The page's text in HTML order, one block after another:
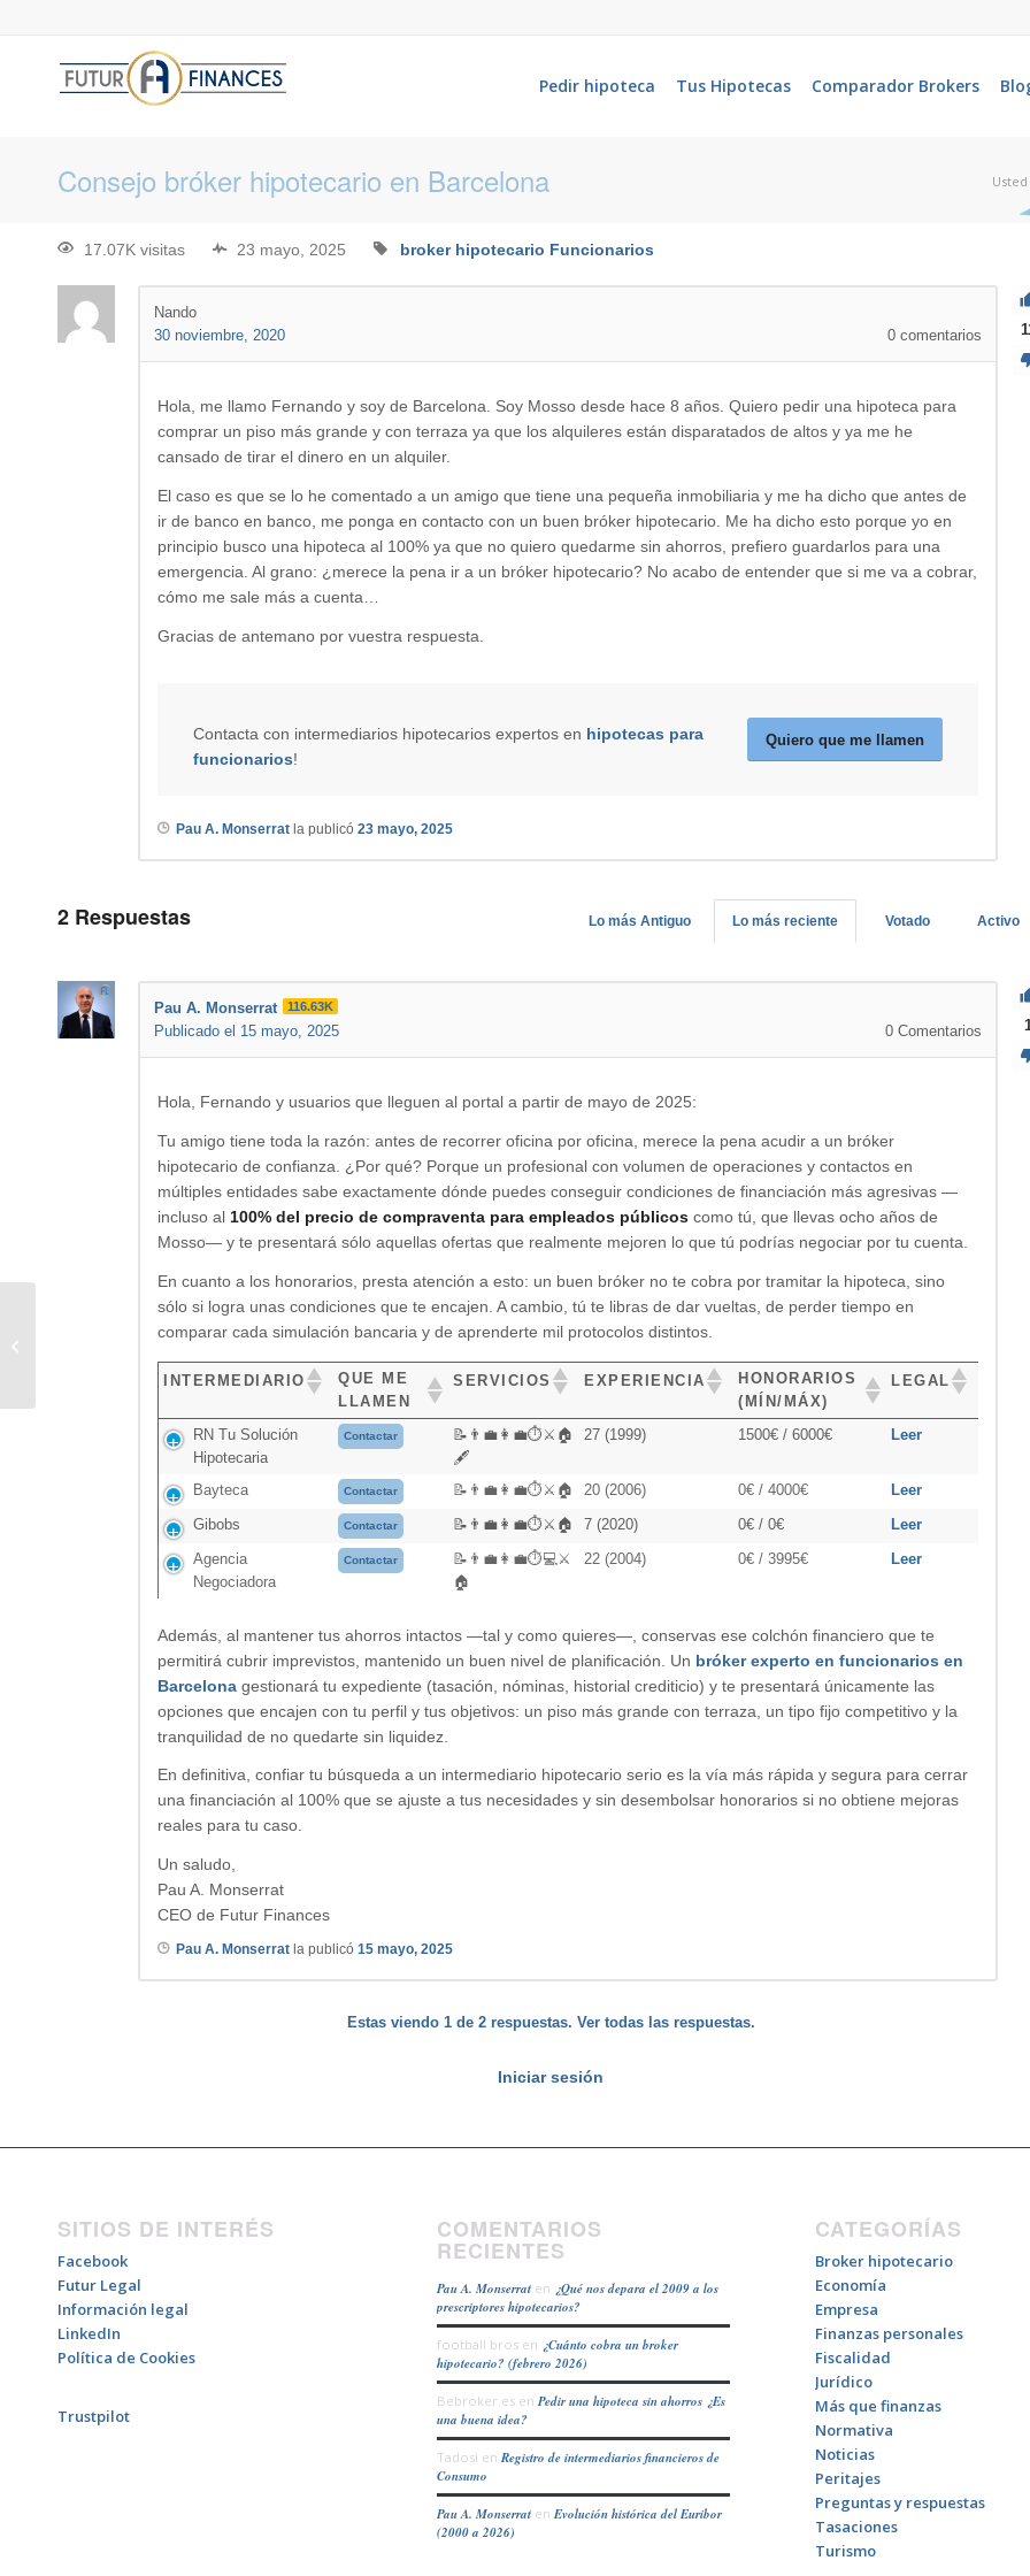
Pedir hipoteca Tus Hipotecas Comparador Brokers
Consejo bróker hipotecario en Barcelona
17.07K visitas 23 mayo, 2025 broker hipotecario Funcionarios
Nando
30 noviembre, 2020
0 comentarios
Hola, me llamo Fernando y soy de Barcelona. Soy Mosso desde hace 8 años. Quiero pedir una hipoteca para
comprar un piso más grande y con terraza ya que los alquileres están disparatados de altos y ya me he
cansado de tirar el dinero en un alquiler.
El caso es que se lo he comentado a un amigo que tiene una pequeña inmobiliaria y me ha dicho que antes de
ir de banco en banco, me ponga en contacto con un buen bróker hipotecario. Me ha dicho esto porque yo en
principio busco una hipoteca al 100% ya que no quiero quedarme sin ahorros, prefiero guardarlos para una
emergencia. Al grano: ¿merece la pena ir a un bróker hipotecario? No acabo de entender que si me va a cobrar,
cómo me sale más a cuenta…
Gracias de antemano por vuestra respuesta.
Contacta con intermediarios hipotecarios expertos en hipotecas para
funcionarios!
Quiero que me llamen
Pau A. Monserrat la publicó 23 mayo, 2025
2 Respuestas Activo
Votado
Lo más reciente
Lo más Antiguo
Pau A. Monserrat 116.63K
Publicado el 15 mayo, 2025 0 Comentarios
Hola, Fernando y usuarios que lleguen al portal a partir de mayo de 2025:
Tu amigo tiene toda la razón: antes de recorrer oficina por oficina, merece la pena acudir a un bróker
hipotecario de confianza. ¿Por qué? Porque un profesional con volumen de operaciones y contactos en
múltiples entidades sabe exactamente dónde puedes conseguir condiciones de financiación más agresivas —
incluso al 100% del precio de compraventa para empleados públicos como tú, que llevas ocho años de
Mosso— y te presentará sólo aquellas ofertas que realmente mejoren lo que tú podrías negociar por tu cuenta.
En cuanto a los honorarios, presta atención a esto: un buen bróker no te cobra por tramitar la hipoteca, sino
sólo si logra unas condiciones que te encajen. A cambio, tú te libras de dar vueltas, de perder tiempo en
comparar cada simulación bancaria y de aprenderte mil protocolos distintos.
INTERMEDIARIO
QUE ME
LLAMEN
SERVICIOS EXPERIENCIA
HONORARIOS
(MÍN/MÁX)
LEGAL
RN Tu Solución
Hipotecaria
Contactar
📝👨‍💼👩‍💼⏱️⚔️🏠
🖋️
27 (1999) 1500€ / 6000€ Leer
Bayteca Contactar 📝👨‍💼👩‍💼⏱️⚔️🏠 20 (2006) 0€ / 4000€
Leer
Gibobs
Contactar 📝👨‍💼👩‍💼⏱️⚔️🏠 7 (2020) 0€ / 0€
Leer
Agencia
Negociadora
Contactar
📝👨‍💼👩‍💼⏱️💻⚔️
🏠
22 (2004) 0€ / 3995€ Leer
Además, al mantener tus ahorros intactos —tal y como quieres—, conservas ese colchón financiero que te
permitirá cubrir imprevistos, mantenido un buen nivel de planificación. Un bróker experto en funcionarios en
Barcelona gestionará tu expediente (tasación, nóminas, historial crediticio) y te presentará únicamente las
opciones que encajen con tu perfil y tus objetivos: un piso más grande con terraza, un tipo fijo competitivo y la
tranquilidad de no quedarte sin liquidez.
En definitiva, confiar tu búsqueda a un intermediario hipotecario serio es la vía más rápida y segura para cerrar
una financiación al 100% que se ajuste a tus necesidades y sin desembolsar honorarios si no obtiene mejoras
reales para tu caso.
Un saludo,
Pau A. Monserrat
CEO de Futur Finances
Pau A. Monserrat la publicó 15 mayo, 2025
Estas viendo 1 de 2 respuestas. Ver todas las respuestas.
Iniciar sesión
SITIOS DE INTERÉS
Facebook
Futur Legal
Información legal
LinkedIn
Política de Cookies
Trustpilot
COMENTARIOS
RECIENTES
Pau A. Monserraten ¿Qué nos depara el 2009 a los
prescriptores hipotecarios?
football brosen ¿Cuánto cobra un broker
hipotecario? (febrero 2026)
Bebroker.esen Pedir una hipoteca sin ahorros ¿Es
una buena idea?
Tadosi en Registro de intermediarios financieros de
Consumo
Pau A. Monserraten Evolución histórica del Euribor
(2000 a 2026)
CATEGORÍAS
Broker hipotecario
Economía
Empresa
Finanzas personales
Fiscalidad
Jurídico
Más que finanzas
Normativa
Noticias
Peritajes
Preguntas y respuestas
Tasaciones
Turismo
¿Merece la pena acudir a un
bróker hipotecario?